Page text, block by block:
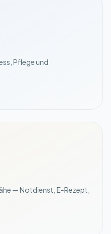
Pflege und
— Notdienst, E-Rezept,